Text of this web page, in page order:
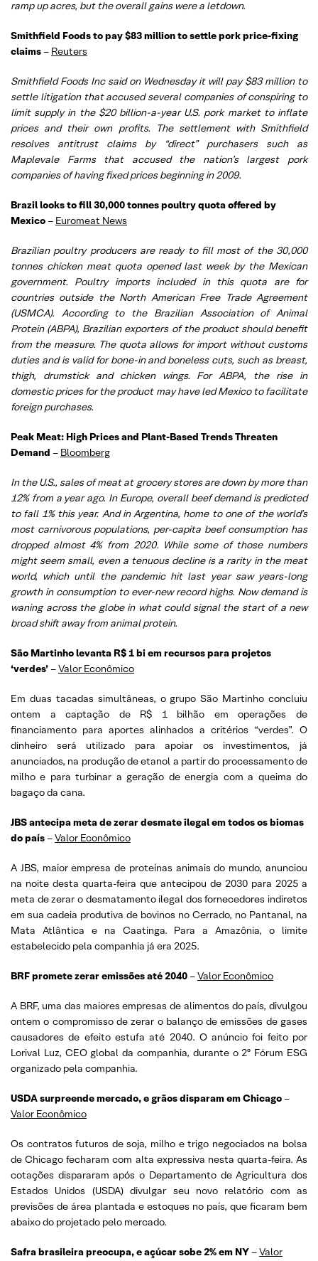
ramp up acres, but the overall gains were a letdown.
Smithfield Foods to pay $83 million to settle pork price-fixing
claims – Reuters
Smithfield Foods Inc said on Wednesday it will pay $83 million to
settle litigation that accused several companies of conspiring to
limit supply in the $20 billion-a-year U.S. pork market to inflate
prices and their own profits. The settlement with Smithfield
resolves antitrust claims by “direct” purchasers such as
Maplevale Farms that accused the nation’s largest pork
companies of having fixed prices beginning in 2009.
Brazil looks to fill 30,000 tonnes poultry quota offered by
Mexico – Euromeat News
Brazilian poultry producers are ready to fill most of the 30,000
tonnes chicken meat quota opened last week by the Mexican
government. Poultry imports included in this quota are for
countries outside the North American Free Trade Agreement
(USMCA). According to the Brazilian Association of Animal
Protein (ABPA), Brazilian exporters of the product should benefit
from the measure. The quota allows for import without customs
duties and is valid for bone-in and boneless cuts, such as breast,
thigh, drumstick and chicken wings. For ABPA, the rise in
domestic prices for the product may have led Mexico to facilitate
foreign purchases.
Peak Meat: High Prices and Plant-Based Trends Threaten
Demand – Bloomberg
In the U.S., sales of meat at grocery stores are down by more than
12% from a year ago. In Europe, overall beef demand is predicted
to fall 1% this year. And in Argentina, home to one of the world’s
most carnivorous populations, per-capita beef consumption has
dropped almost 4% from 2020. While some of those numbers
might seem small, even a tenuous decline is a rarity in the meat
world, which until the pandemic hit last year saw years-long
growth in consumption to ever-new record highs. Now demand is
waning across the globe in what could signal the start of a new
broad shift away from animal protein.
São Martinho levanta R$ 1 bi em recursos para projetos
‘verdes’ –Valor Econômico
Em duas tacadas simultâneas, o grupo São Martinho concluiu
ontem a captação de R$ 1 bilhão em operações de
financiamento para aportes alinhados a critérios “verdes”. O
dinheiro será utilizado para apoiar os investimentos, já
anunciados, na produção de etanol a partir do processamento de
milho e para turbinar a geração de energia com a queima do
bagaço da cana.
JBS antecipa meta de zerar desmate ilegal em todos os biomas
do país –Valor Econômico
A JBS, maior empresa de proteínas animais do mundo, anunciou
na noite desta quarta-feira que antecipou de 2030 para 2025 a
meta de zerar o desmatamento ilegal dos fornecedores indiretos
em sua cadeia produtiva de bovinos no Cerrado, no Pantanal, na
Mata Atlântica e na Caatinga. Para a Amazônia, o limite
estabelecido pela companhia já era 2025.
BRF promete zerar emissões até 2040 –Valor Econômico
A BRF, uma das maiores empresas de alimentos do país, divulgou
ontem o compromisso de zerar o balanço de emissões de gases
causadores de efeito estufa até 2040. O anúncio foi feito por
Lorival Luz, CEO global da companhia, durante o 2º Fórum ESG
organizado pela companhia.
USDA surpreende mercado, e grãos disparam em Chicago –
Valor Econômico
Os contratos futuros de soja, milho e trigo negociados na bolsa
de Chicago fecharam com alta expressiva nesta quarta-feira. As
cotações dispararam após o Departamento de Agricultura dos
Estados Unidos (USDA) divulgar seu novo relatório com as
previsões de área plantada e estoques no país, que ficaram bem
abaixo do projetado pelo mercado.
Safra brasileira preocupa, e açúcar sobe 2% em NY –Valor